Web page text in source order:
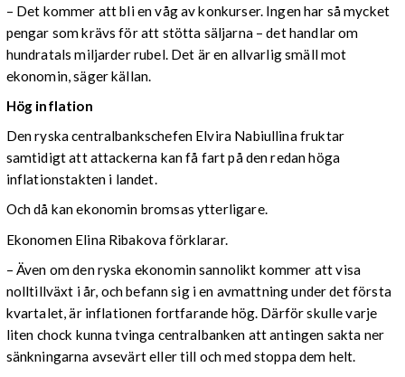
– Det kommer att bli en våg av konkurser. Ingen har så mycket
pengar som krävs för att stötta säljarna – det handlar om
hundratals miljarder rubel. Det är en allvarlig smäll mot
ekonomin, säger källan.
Hög inflation
Den ryska centralbankschefen Elvira Nabiullina fruktar
samtidigt att attackerna kan få fart på den redan höga
inflationstakten i landet.
Och då kan ekonomin bromsas ytterligare.
Ekonomen Elina Ribakova förklarar.
– Även om den ryska ekonomin sannolikt kommer att visa
nolltillväxt i år, och befann sig i en avmattning under det första
kvartalet, är inflationen fortfarande hög. Därför skulle varje
liten chock kunna tvinga centralbanken att antingen sakta ner
sänkningarna avsevärt eller till och med stoppa dem helt.